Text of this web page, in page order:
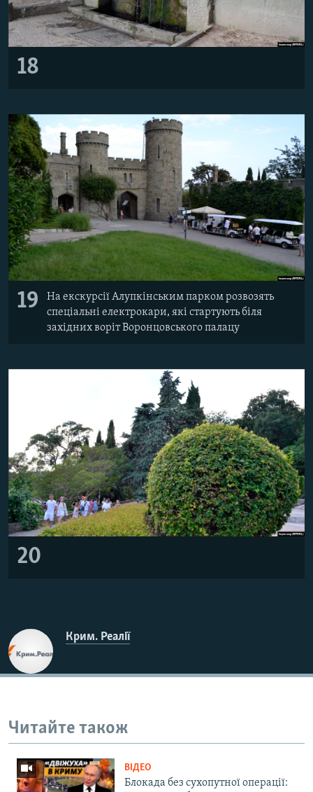
18
19
На екскурсії Алупкінським парком розвозять
спеціальні електрокари, які стартують біля
західних воріт Воронцовського палацу
20
Крим. Реалії
Читайте також
ВІДЕО
Блокада без сухопутної операції: